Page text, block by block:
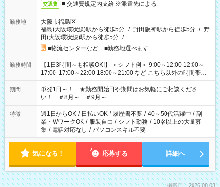
交通費 ■ 交通費規定内支給 ※派遣先による
勤務地
大阪市福島区
福島(大阪環状線)駅から徒歩5分 / 野田阪神駅から徒歩5分 / 野
田(大阪環状線)駅から徒歩5分 / …
■物流センターなど ■勤務地選べます
勤務時間
【1日3時間～も相談OK!】 ＜シフト例＞ 9:00～12:00 12:00～
17:00 17:00～22:00 18:00～21:00 など こちら以外の時間帯も
お気軽にご相談ください！
期間
単発1日～！ ★勤務開始日や期間はお気軽にご相談くださ
い！ ＃8月～ ＃9月～
特徴 週1日からOK / 日払いOK / 履歴書不要 / 40～50代活躍中 / 副
業・WワークOK / 服装自由 / シフト勤務 / 10名以上の大量募
集 / 電話対応なし / パソコンスキル不要
気になる！ 応募する 詳細へ
掲載日：2026.08.03